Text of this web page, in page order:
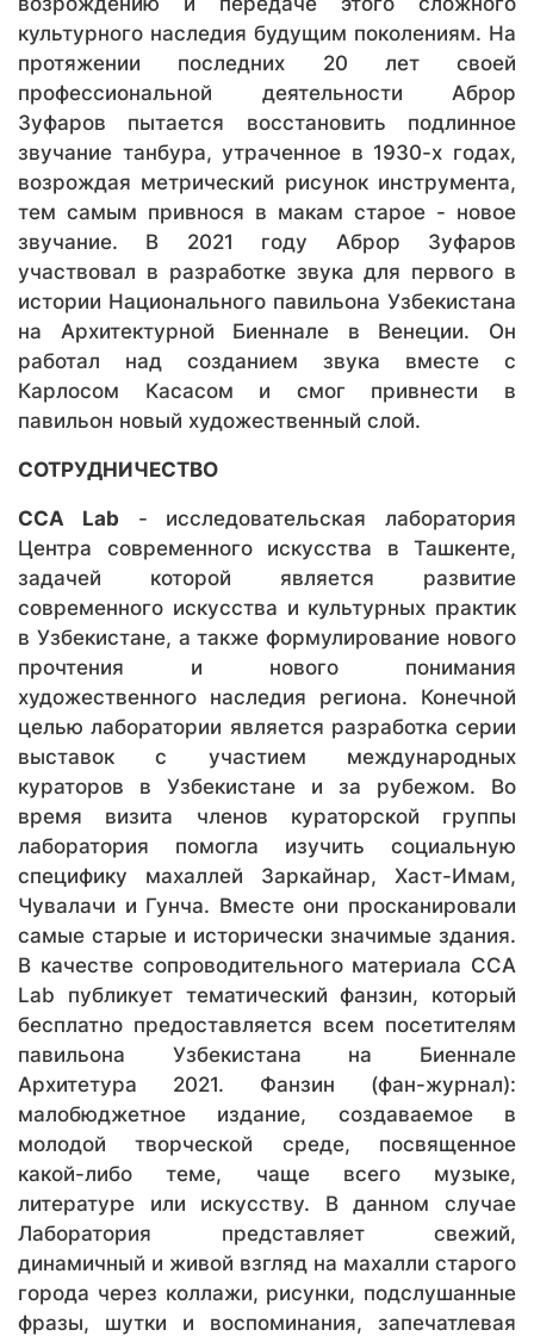
культурного наследия будущим поколениям. На
протяжении последних 20 лет своей
профессиональной деятельности Аброр
Зуфаров пытается восстановить подлинное
звучание танбура, утраченное в 1930-х годах,
возрождая метрический рисунок инструмента,
тем самым привнося в макам старое - новое
звучание. В 2021 году Аброр Зуфаров
участвовал в разработке звука для первого в
истории Национального павильона Узбекистана
на Архитектурной Биеннале в Венеции. Он
работал над созданием звука вместе с
Карлосом Касасом и смог привнести в
павильон новый художественный слой.
СОТРУДНИЧЕСТВО
CCA Lab - исследовательская лаборатория
Центра современного искусства в Ташкенте,
задачей которой является развитие
современного искусства и культурных практик
в Узбекистане, а также формулирование нового
прочтения и нового понимания
художественного наследия региона. Конечной
целью лаборатории является разработка серии
выставок с участием международных
кураторов в Узбекистане и за рубежом. Во
время визита членов кураторской группы
лаборатория помогла изучить социальную
специфику махаллей Заркайнар, Хаст-Имам,
Чувалачи и Гунча. Вместе они просканировали
самые старые и исторически значимые здания.
В качестве сопроводительного материала CCA
Lab публикует тематический фанзин, который
бесплатно предоставляется всем посетителям
павильона Узбекистана на Биеннале
Архитетура 2021. Фанзин (фан-журнал):
малобюджетное издание, создаваемое в
молодой творческой среде, посвященное
какой-либо теме, чаще всего музыке,
литературе или искусству. В данном случае
Лаборатория представляет свежий,
динамичный и живой взгляд на махалли старого
города через коллажи, рисунки, подслушанные
фразы, шутки и воспоминания, запечатлевая